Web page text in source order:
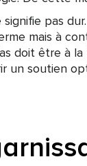
signifie pas
mais à
doit être à
un soutien